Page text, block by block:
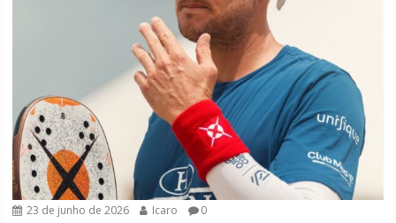
23 de junho de 2026 Icaro 0